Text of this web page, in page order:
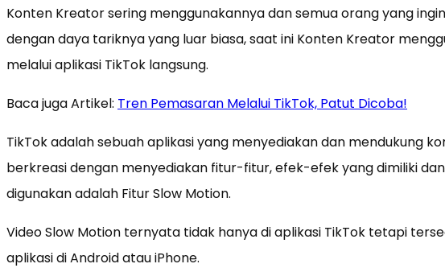
Konten Kreator sering menggunakannya dan semua orang yang
dengan daya tariknya yang luar biasa, saat ini Konten Kreator
melalui aplikasi TikTok langsung.
Baca juga Artikel: Tren Pemasaran Melalui TikTok, Patut Dicoba!
TikTok adalah sebuah aplikasi yang menyediakan dan mendukung
berkreasi dengan menyediakan fitur-fitur, efek-efek yang dimiliki
digunakan adalah Fitur Slow Motion.
Video Slow Motion ternyata tidak hanya di aplikasi TikTok tetapi
aplikasi di Android atau iPhone.